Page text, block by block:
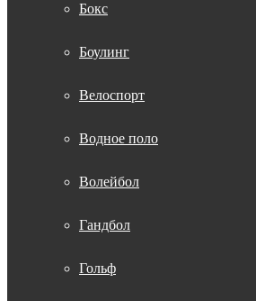
Бокс
Боулинг
Велоспорт
Водное поло
Волейбол
Гандбол
Гольф